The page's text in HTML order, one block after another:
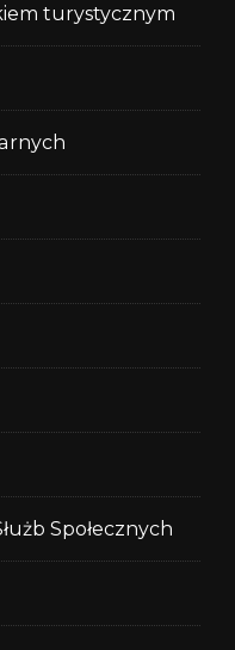
turystycznym
Społecznych